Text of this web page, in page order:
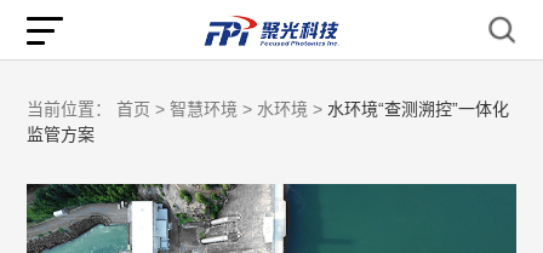
当前位置： 首页 > 智慧环境 > 水环境 > 水环境“查测溯控”一体化
监管方案